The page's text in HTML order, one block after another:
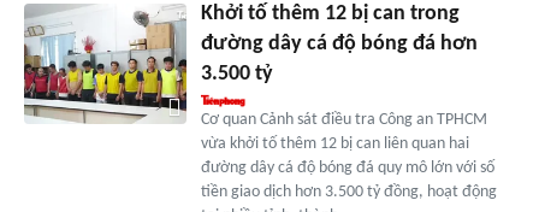
Khởi tố thêm 12 bị can trong
đường dây cá độ bóng đá hơn
3.500 tỷ
Cơ quan Cảnh sát điều tra Công an TPHCM
vừa khởi tố thêm 12 bị can liên quan hai
đường dây cá độ bóng đá quy mô lớn với số
tiền giao dịch hơn 3.500 tỷ đồng, hoạt động